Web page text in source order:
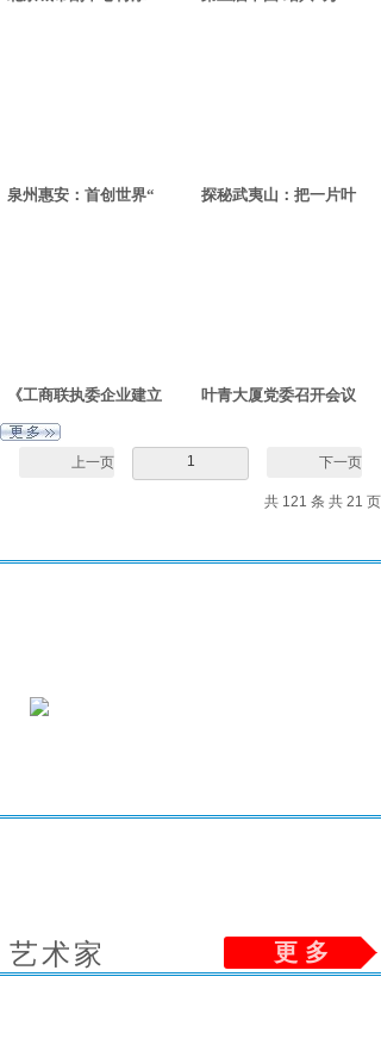
泉州惠安：首创世界“ 探秘武夷山：把一片叶
《工商联执委企业建立 叶青大厦党委召开会议
上一页 1 下一页
共 121 条 共 21 页
艺术家 更 多